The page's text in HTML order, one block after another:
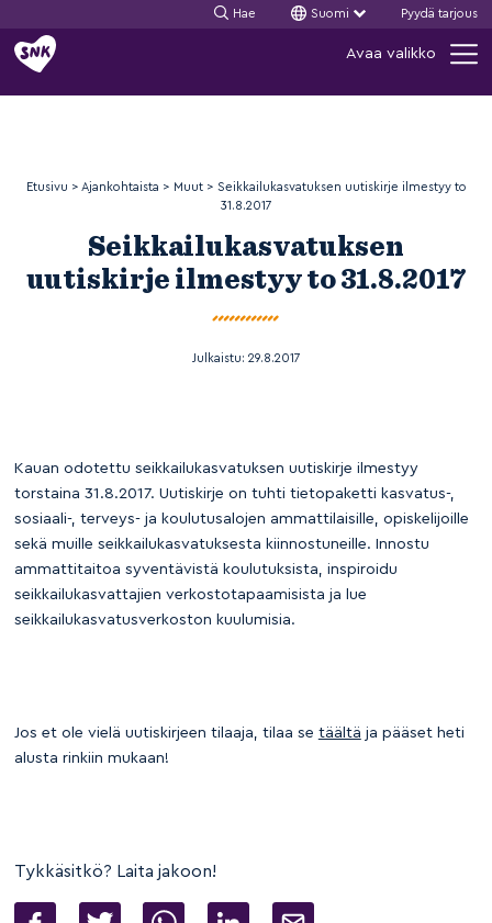
Siirry
sisältöön
Hae Suomi Pyydä tarjous
Avaa valikko
Etusivu > Ajankohtaista > Muut> Seikkailukasvatuksen uutiskirje ilmestyy to
31.8.2017
Seikkailukasvatuksen
uutiskirje ilmestyy to 31.8.2017
Julkaistu: 29.8.2017
Kauan odotettu seikkailukasvatuksen uutiskirje ilmestyy
torstaina 31.8.2017. Uutiskirje on tuhti tietopaketti kasvatus-,
sosiaali-, terveys- ja koulutusalojen ammattilaisille, opiskelijoille
sekä muille seikkailukasvatuksesta kiinnostuneille. Innostu
ammattitaitoa syventävistä koulutuksista, inspiroidu
seikkailukasvattajien verkostotapaamisista ja lue
seikkailukasvatusverkoston kuulumisia.
Jos et ole vielä uutiskirjeen tilaaja, tilaa se täältä ja pääset heti
alusta rinkiin mukaan!
Tykkäsitkö? Laita jakoon!